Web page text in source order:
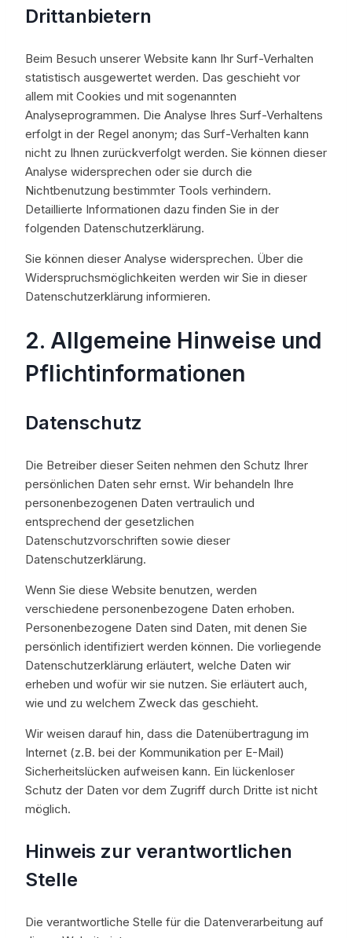
Drittanbietern
Beim Besuch unserer Website kann Ihr Surf-Verhalten
statistisch ausgewertet werden. Das geschieht vor
allem mit Cookies und mit sogenannten
Analyseprogrammen. Die Analyse Ihres Surf-Verhaltens
erfolgt in der Regel anonym; das Surf-Verhalten kann
nicht zu Ihnen zurückverfolgt werden. Sie können dieser
Analyse widersprechen oder sie durch die
Nichtbenutzung bestimmter Tools verhindern.
Detaillierte Informationen dazu finden Sie in der
folgenden Datenschutzerklärung.
Sie können dieser Analyse widersprechen. Über die
Widerspruchsmöglichkeiten werden wir Sie in dieser
Datenschutzerklärung informieren.
2. Allgemeine Hinweise und
Pflichtinformationen
Datenschutz
Die Betreiber dieser Seiten nehmen den Schutz Ihrer
persönlichen Daten sehr ernst. Wir behandeln Ihre
personenbezogenen Daten vertraulich und
entsprechend der gesetzlichen
Datenschutzvorschriften sowie dieser
Datenschutzerklärung.
Wenn Sie diese Website benutzen, werden
verschiedene personenbezogene Daten erhoben.
Personenbezogene Daten sind Daten, mit denen Sie
persönlich identifiziert werden können. Die vorliegende
Datenschutzerklärung erläutert, welche Daten wir
erheben und wofür wir sie nutzen. Sie erläutert auch,
wie und zu welchem Zweck das geschieht.
Wir weisen darauf hin, dass die Datenübertragung im
Internet (z.B. bei der Kommunikation per E-Mail)
Sicherheitslücken aufweisen kann. Ein lückenloser
Schutz der Daten vor dem Zugriff durch Dritte ist nicht
möglich.
Hinweis zur verantwortlichen
Stelle
Die verantwortliche Stelle für die Datenverarbeitung auf